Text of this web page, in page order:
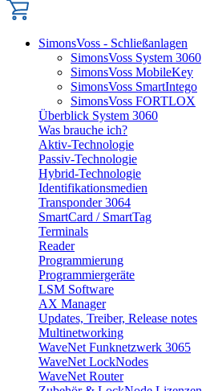
SimonsVoss - Schließanlagen
SimonsVoss System 3060
SimonsVoss MobileKey
SimonsVoss SmartIntego
SimonsVoss FORTLOX
Überblick System 3060
Was brauche ich?
Aktiv-Technologie
Passiv-Technologie
Hybrid-Technologie
Identifikationsmedien
Transponder 3064
SmartCard / SmartTag
Terminals
Reader
Programmierung
Programmiergeräte
LSM Software
AX Manager
Updates, Treiber, Release notes
Multinetworking
WaveNet Funknetzwerk 3065
WaveNet LockNodes
WaveNet Router